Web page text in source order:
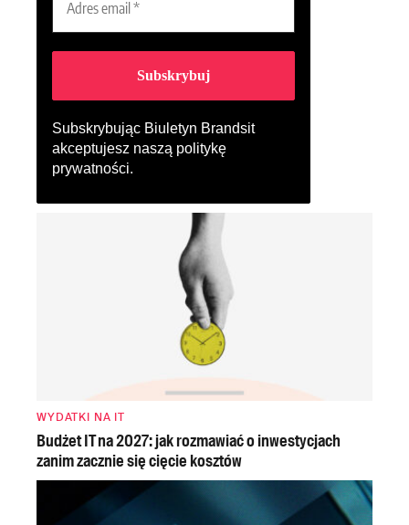
Subskrybując Biuletyn Brandsit
akceptujesz naszą politykę
prywatności.
WYDATKI NA IT
Budżet IT na 2027: jak rozmawiać o inwestycjach
zanim zacznie się cięcie kosztów